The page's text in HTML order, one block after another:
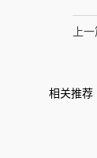
上一
相关推荐